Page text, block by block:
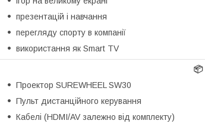
презентацій і навчання
перегляду спорту в компанії
використання як Smart TV
📦
Проектор SUREWHEEL SW30
Пульт дистанційного керування
Кабелі (HDMI/AV залежно від комплекту)